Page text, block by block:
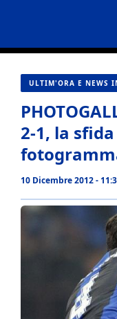
contenuto
ULTIM'ORA E NEWS
2-1, la
10 Dicembre 2012 -